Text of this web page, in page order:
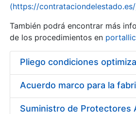
Show/Hide
(https://
También podrá encontrar más
de los procedimientos en